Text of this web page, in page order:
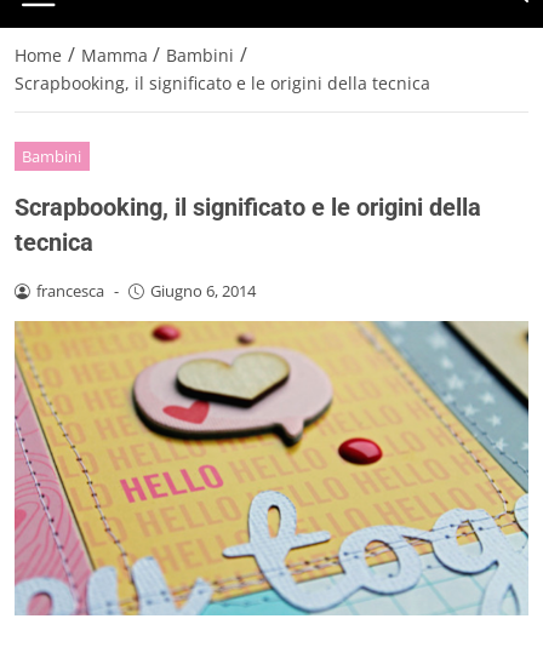
Home / Mamma / Bambini /
Scrapbooking, il significato e le origini della tecnica
Bambini
Scrapbooking, il significato e le origini della
tecnica
francesca - Giugno 6, 2014